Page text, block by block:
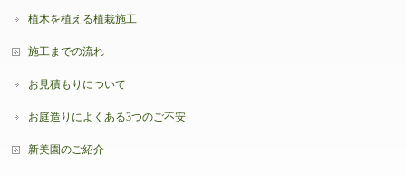
植木を植える植栽施工
施工までの流れ
お見積もりについて
お庭造りによくある3つのご不安
新美園のご紹介